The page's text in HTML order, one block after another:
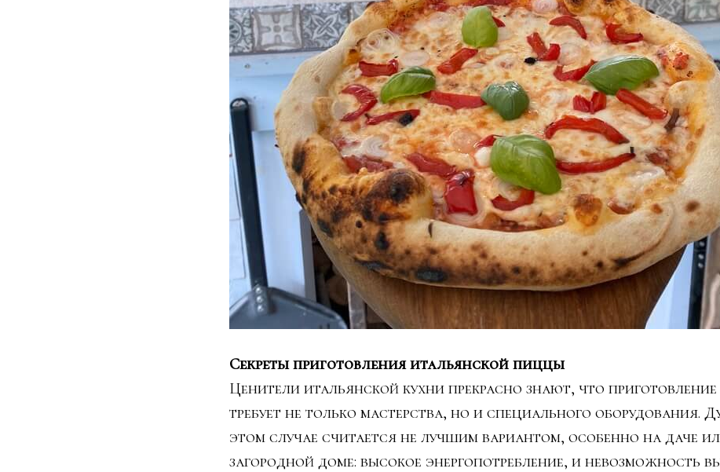
Секреты приготовления итальянской пиццы
Ценители итальянской кухни прекрасно знают, что
требует не только мастерства, но и специального оборудования.
этом случае считается не лучшим вариантом, особенно на даче
загородной доме: высокое энергопотребление, и невозможность